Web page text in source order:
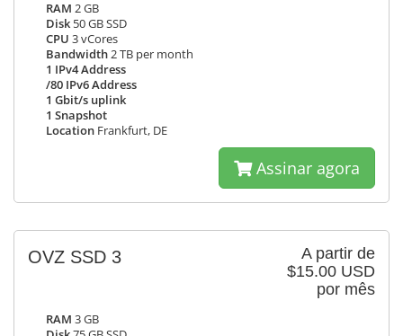
RAM 2 GB
Disk 50 GB SSD
CPU 3 vCores
Bandwidth2 TB per month
1 IPv4 Address
/80 IPv6 Address
1 Gbit/s uplink
1 Snapshot
Location Frankfurt, DE
Assinar agora
A partir de
$15.00 USD
por mês
OVZ SSD 3
RAM 3 GB